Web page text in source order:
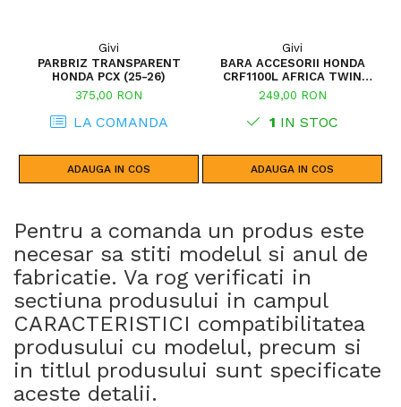
Givi
PARBRIZ TRANSPARENT
HONDA PCX (25-26)
375,00 RON
LA COMANDA
ADAUGA IN COS
Givi
BARA ACCESORII HONDA
CRF1100L AFRICA TWIN
ADVENTURE SPORTS (20 - 23)
CRF1100L AFRICA TWIN
ADVENTURE SPORTS (24)
CRF1100L AFRICA TWIN (24)
23)
249,00 RON
1 IN STOC
ADAUGA IN COS
Pentru a comanda un produs este
necesar sa stiti modelul si anul de
fabricatie. Va rog verificati in
sectiuna produsului in campul
CARACTERISTICI compatibilitatea
produsului cu modelul, precum si
in titlul produsului sunt specificate
aceste detalii.